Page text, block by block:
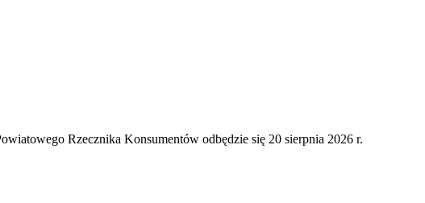
Rzecznika Konsumentów odbędzie się 20 sierpnia 2026 r.